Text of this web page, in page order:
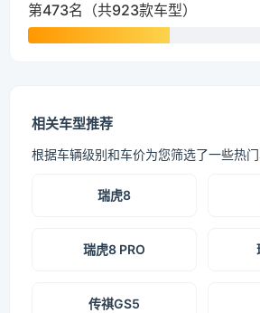
第473名（共923款车型）
相关车型推荐
根据车辆级别和车价为您筛选了一些热
瑞虎8
瑞虎8 PRO
传祺GS5